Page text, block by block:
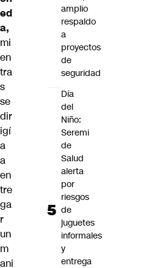
ed
a,
mi
en
tra
s
se
dir
igí
a
a
en
tre
ga
r
un
m
ani
amplio
respaldo
a
proyectos
de
seguridad
Día
del
Niño:
Seremi
de
Salud
alerta
por
riesgos
de
juguetes
informales
y
entrega